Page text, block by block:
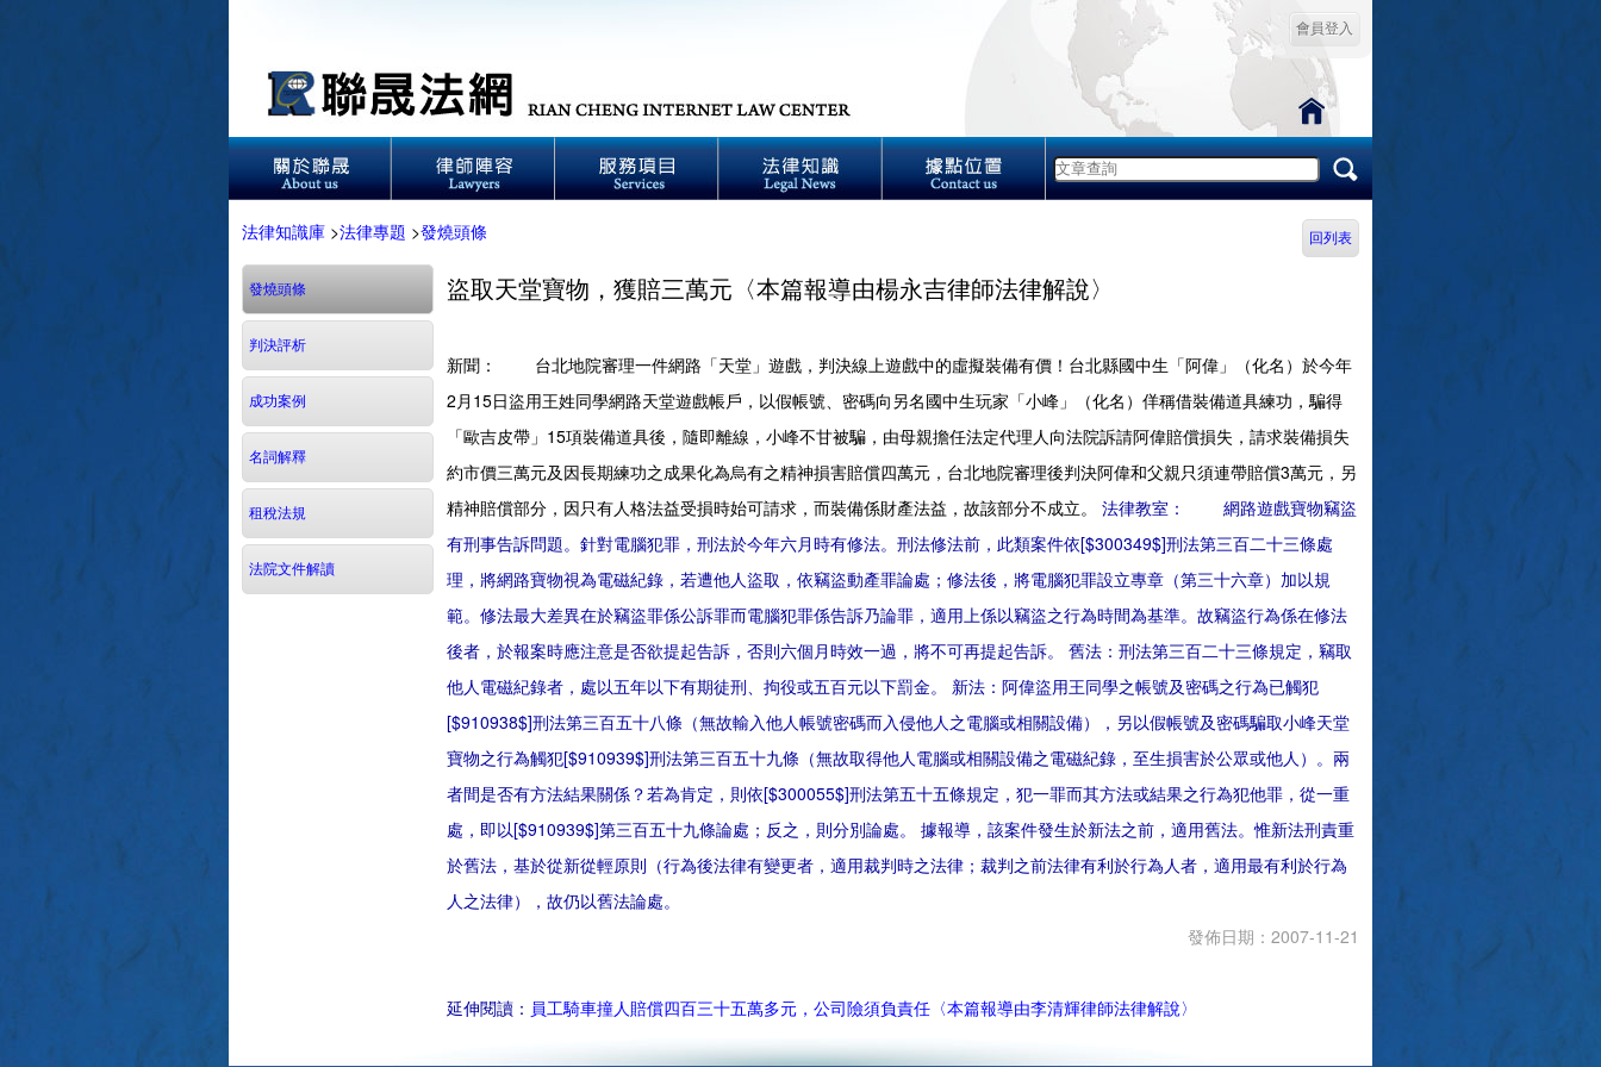
會員登入
法律知識庫 >法律專題 >發燒頭條 回列表
發燒頭條
判決評析
成功案例
名詞解釋
租稅法規
法院文件解讀
盜取天堂寶物，獲賠三萬元〈本篇報導由楊永吉律師法律解說〉
新聞： 台北地院審理一件網路「天堂」遊戲，判決線上遊戲中的虛擬裝備有價！台北縣國中生「阿偉」（化名）於今年
2月15日盜用王姓同學網路天堂遊戲帳戶，以假帳號、密碼向另名國中生玩家「小峰」（化名）佯稱借裝備道具練功，騙得
「歐吉皮帶」15項裝備道具後，隨即離線，小峰不甘被騙，由母親擔任法定代理人向法院訴請阿偉賠償損失，請求裝備損失
約市價三萬元及因長期練功之成果化為烏有之精神損害賠償四萬元，台北地院審理後判決阿偉和父親只須連帶賠償3萬元，另
精神賠償部分，因只有人格法益受損時始可請求，而裝備係財產法益，故該部分不成立。 法律教室： 網路遊戲寶物竊盜
有刑事告訴問題。針對電腦犯罪，刑法於今年六月時有修法。刑法修法前，此類案件依[$300349$]刑法第三百二十三條處
理，將網路寶物視為電磁紀錄，若遭他人盜取，依竊盜動產罪論處；修法後，將電腦犯罪設立專章（第三十六章）加以規
範。修法最大差異在於竊盜罪係公訴罪而電腦犯罪係告訴乃論罪，適用上係以竊盜之行為時間為基準。故竊盜行為係在修法
後者，於報案時應注意是否欲提起告訴，否則六個月時效一過，將不可再提起告訴。 舊法：刑法第三百二十三條規定，竊取
他人電磁紀錄者，處以五年以下有期徒刑、拘役或五百元以下罰金。 新法：阿偉盜用王同學之帳號及密碼之行為已觸犯
[$910938$]刑法第三百五十八條（無故輸入他人帳號密碼而入侵他人之電腦或相關設備），另以假帳號及密碼騙取小峰天堂
寶物之行為觸犯[$910939$]刑法第三百五十九條（無故取得他人電腦或相關設備之電磁紀錄，至生損害於公眾或他人）。兩
者間是否有方法結果關係？若為肯定，則依[$300055$]刑法第五十五條規定，犯一罪而其方法或結果之行為犯他罪，從一重
處，即以[$910939$]第三百五十九條論處；反之，則分別論處。 據報導，該案件發生於新法之前，適用舊法。惟新法刑責重
於舊法，基於從新從輕原則（行為後法律有變更者，適用裁判時之法律；裁判之前法律有利於行為人者，適用最有利於行為
人之法律），故仍以舊法論處。
發佈日期：2007-11-21
延伸閱讀： 員工騎車撞人賠償四百三十五萬多元，公司險須負責任〈本篇報導由李清輝律師法律解說〉